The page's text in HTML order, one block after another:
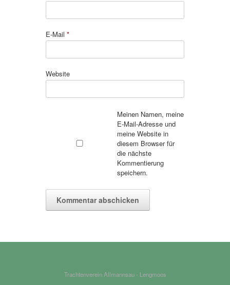
E-Mail *
Website
Meinen Namen, meine
E-Mail-Adresse und
meine Website in
diesem Browser für
die nächste
Kommentierung
speichern.
Trachtenverein Allmannsau - Lengmoos